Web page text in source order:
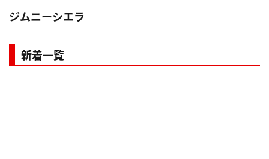
ジムニーシエラ
新着一覧